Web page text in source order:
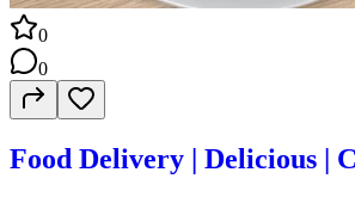
0
0
Food Delivery | Delicious |